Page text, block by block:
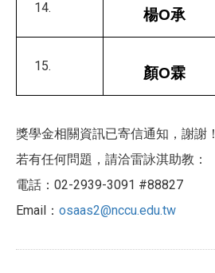
楊O承
顏O霖
獎學金相關資訊已寄信通知，謝謝！
若有任何問題，請洽雷詠淇助教：
電話：02-2939-3091 #88827
Email： osaas2@nccu.edu.tw